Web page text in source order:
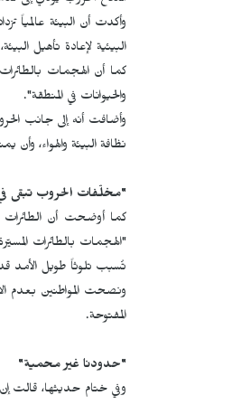
وأكدت أن البيئة عالمياً
البيئية لإعادة تأهيل
كما أن الهجمات
والحيوانات في المنطقة".
وأضافت أنه إلى جانب
نظافة البيئة والهواء، وأن
"مخلّفات الحروب تبقى
كما أوضحت أن الطائرات
"الهجمات بالطائرات
تُسبب تلوثاً طويل الأمد
ونصحت المواطنين بعدم
المفتوحة.
"حدودنا غير محمية"
وفي ختام حديثها، قالت